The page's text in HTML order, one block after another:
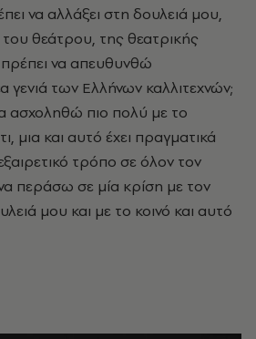
να αλλάξει στη δουλειά μου,
θεάτρου, της θεατρικής
να απευθυνθώ
γενιά των Ελλήνων καλλιτεχνών;
ασχοληθώ πιο πολύ με το
μια και αυτό έχει πραγματικά
τρόπο σε όλον τον
περάσω σε μία κρίση με τον
μου και με το κοινό και αυτό